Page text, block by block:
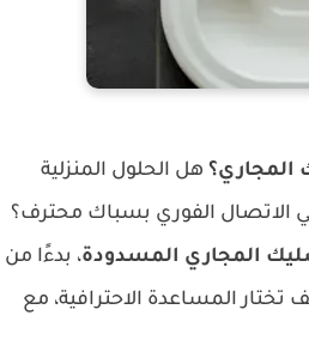
هل الحلول المنزلية
الاتصال الفوري بسباك محترف؟
المجاري المسدودة، بدءًا من
تختار المساعدة الاحترافية، مع